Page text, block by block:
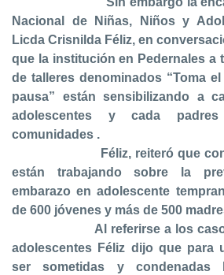
Nacional de Niñas, Niños y
Licda Crisnilda Féliz, en
que la institución en Pedernales a
de talleres denominados “Toma
pausa” están sensibilizando a
adolescentes y cada
comunidades .
Féliz, reiteró que
están trabajando sobre la
embarazo en adolescente
de 600 jóvenes y más de 500
Al referirse a los
adolescentes Fé liz dijo que para
ser sometidas y